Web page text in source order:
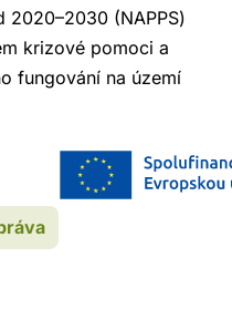
2020–2030 (NAPPS)
krizové pomoci a
fungování na území